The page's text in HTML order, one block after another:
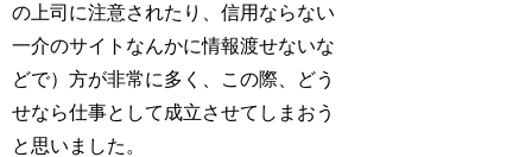
の上司に注意されたり、信用ならない
一介のサイトなんかに情報渡せないな
どで）方が非常に多く、この際、どう
せなら仕事として成立させてしまおう
と思いました。